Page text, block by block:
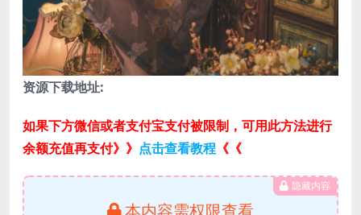
资源下载地址:
如果下方微信或者支付宝支付被限制，可用此方法进行
余额充值再支付》》 点击查看教程 《《
隐藏内容
本内容需权限查看